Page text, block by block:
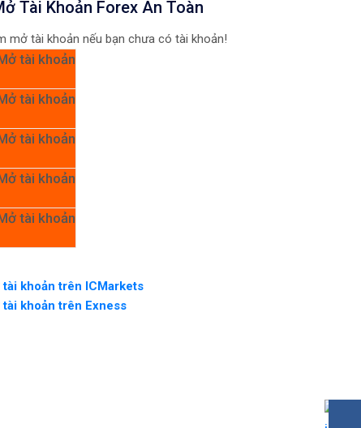
Tài Khoản Forex An Toàn
mở tài khoản nếu bạn chưa có tài khoản!
tài khoản
tài khoản
tài khoản
tài khoản
tài khoản
tài khoản trên ICMarkets
tài khoản trên Exness